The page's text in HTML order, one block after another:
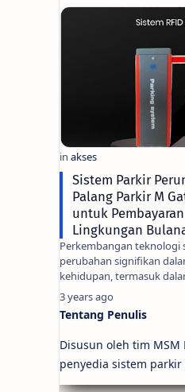
Sistem Parkir
Palang Parkir M
untuk
Lingkungan
Perkembangan teknologi
perubahan signifikan
kehidupan, termasuk
perumahan. Salah sat…
3 years ago
Tentang Penulis
Disusun oleh tim MSM
penyedia sistem